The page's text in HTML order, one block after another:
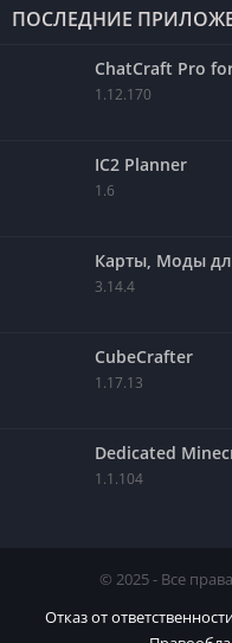
ПОСЛЕДНИЕ
ChatCraft Pro
1.12.170
IC2 Planner
1.6
Карты, Моды
3.14.4
CubeCrafter
1.17.13
Dedicated
1.1.104
© 2025 - Все
Отказ от